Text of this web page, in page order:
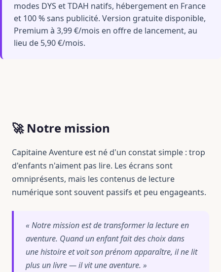
modes DYS et TDAH natifs, hébergement en France
et 100 % sans publicité. Version gratuite disponible,
Premium à 3,99 €/mois en offre de lancement, au
lieu de 5,90 €/mois.
🚀 Notre mission
Capitaine Aventure est né d'un constat simple : trop
d'enfants n'aiment pas lire. Les écrans sont
omniprésents, mais les contenus de lecture
numérique sont souvent passifs et peu engageants.
« Notre mission est de transformer la lecture en
aventure. Quand un enfant fait des choix dans
une histoire et voit son prénom apparaître, il ne lit
plus un livre — il vit une aventure. »